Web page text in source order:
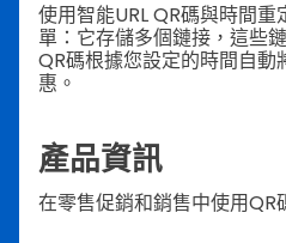
使用智能URL QR碼與時間
單：它存儲多個鏈接，這些
QR碼根據您設定的時間自
惠。
產品資訊
在零售促銷和銷售中使用QR